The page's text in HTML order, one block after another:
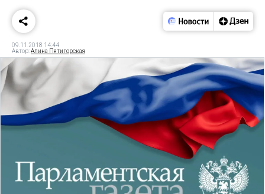
09.11.2018 14:44
Автор:Алина Пятигорская